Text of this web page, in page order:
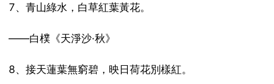
7、青山綠水，白草紅葉黃花。
——白樸《天淨沙·秋》
8、接天蓮葉無窮碧，映日荷花別樣紅。